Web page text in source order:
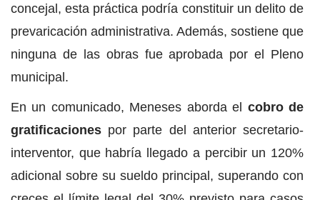
concejal, esta práctica podría constituir un delito de
prevaricación administrativa. Además, sostiene que
ninguna de las obras fue aprobada por el Pleno
municipal.
En un comunicado, Meneses aborda el cobro de
gratificaciones por parte del anterior secretario-
interventor, que habría llegado a percibir un 120%
adicional sobre su sueldo principal, superando con